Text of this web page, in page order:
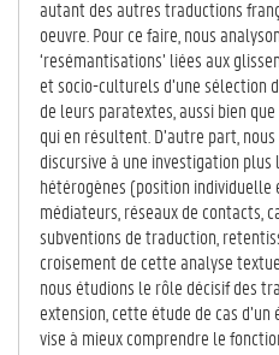
autant des autres traductions
oeuvre. Pour ce faire, nous
‘resémantisations’ liées aux
et socio-culturels d’une
de leurs paratextes, aussi bien
qui en résultent. D’autre part,
discursive à une investigation
hétérogènes (position
médiateurs, réseaux de contacts,
subventions de traduction,
croisement de cette analyse
nous étudions le rôle décisif des
extension, cette étude de cas
vise à mieux comprendre le